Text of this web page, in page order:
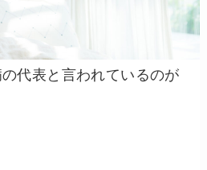
代表と言われているのが